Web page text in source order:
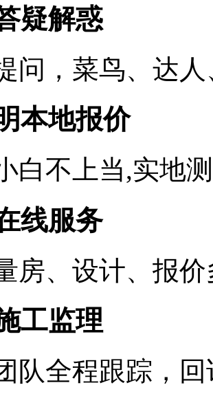
疑解惑
问，菜鸟、达
本地报价
白不上当,实地
线服务
房、设计、报
工监理
队全程跟踪，